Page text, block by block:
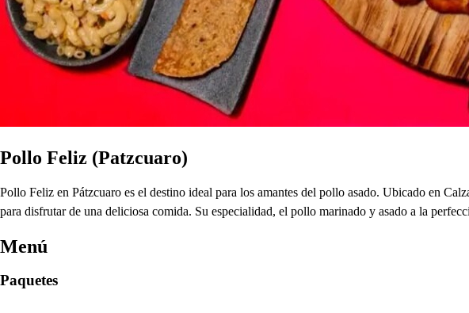
Pollo Feliz (Patzcuaro)
Pollo Feliz en Pátzcuaro es el destino ideal para los amantes del pollo asado. Ubicado en
para disfrutar de una deliciosa comida. Su especialidad, el pollo marinado y asado a la
Menú
Paquetes